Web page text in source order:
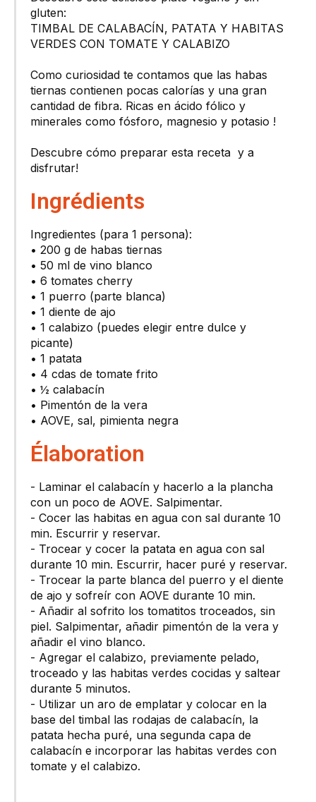
gluten:
TIMBAL DE CALABACÍN, PATATA Y HABITAS
VERDES CON TOMATE Y CALABIZO
Como curiosidad te contamos que las habas
tiernas contienen pocas calorías y una gran
cantidad de fibra. Ricas en ácido fólico y
minerales como fósforo, magnesio y potasio !
Descubre cómo preparar esta receta y a
disfrutar!
Ingrédients
Ingredientes (para 1 persona):
• 200 g de habas tiernas
• 50 ml de vino blanco
• 6 tomates cherry
• 1 puerro (parte blanca)
• 1 diente de ajo
• 1 calabizo (puedes elegir entre dulce y
picante)
• 1 patata
• 4 cdas de tomate frito
• ½ calabacín
• Pimentón de la vera
• AOVE, sal, pimienta negra
Élaboration
- Laminar el calabacín y hacerlo a la plancha
con un poco de AOVE. Salpimentar.
- Cocer las habitas en agua con sal durante 10
min. Escurrir y reservar.
- Trocear y cocer la patata en agua con sal
durante 10 min. Escurrir, hacer puré y reservar.
- Trocear la parte blanca del puerro y el diente
de ajo y sofreír con AOVE durante 10 min.
- Añadir al sofrito los tomatitos troceados, sin
piel. Salpimentar, añadir pimentón de la vera y
añadir el vino blanco.
- Agregar el calabizo, previamente pelado,
troceado y las habitas verdes cocidas y saltear
durante 5 minutos.
- Utilizar un aro de emplatar y colocar en la
base del timbal las rodajas de calabacín, la
patata hecha puré, una segunda capa de
calabacín e incorporar las habitas verdes con
tomate y el calabizo.